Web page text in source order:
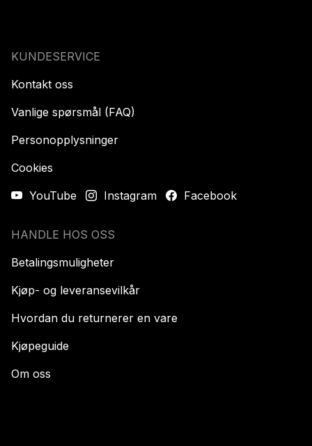
KUNDESERVICE
Kontakt oss
Vanlige spørsmål (FAQ)
Personopplysninger
Cookies
YouTube
Instagram Facebook
HANDLE HOS OSS
Betalingsmuligheter
Kjøp- og leveransevilkår
Hvordan du returnerer en vare
Kjøpeguide
Om oss